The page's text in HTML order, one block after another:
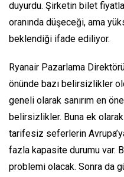
duyurdu. Şirketin bilet
oranında düşeceği, ama
beklendiği ifade ediliyor.
Ryanair Pazarlama
önünde bazı belirsizlikler
geneli olarak sanırım en
belirsizlikler. Buna ek
tarifesiz seferlerin
fazla kapasite durumu var.
problemi olacak. Sonra da